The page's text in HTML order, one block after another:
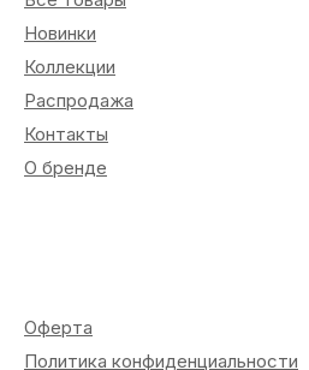
Новинки
О бренде
Контакты
Коллекции
Распродажа
Оферта
Политика конфиденциальности